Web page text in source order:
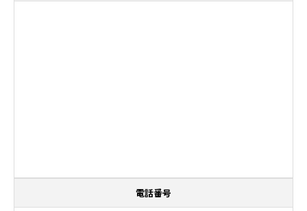
電話番号